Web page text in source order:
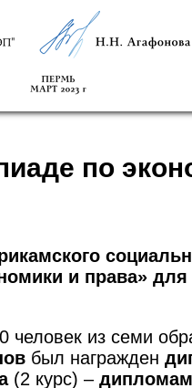
по
и права»
из семи
был награжден
(2 курс) –